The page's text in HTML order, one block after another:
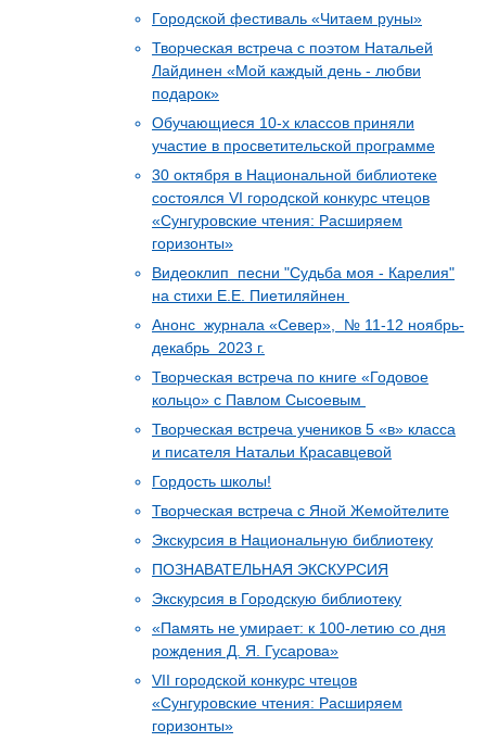
Городской фестиваль «Читаем руны»
Творческая встреча с поэтом Натальей
Лайдинен «Мой каждый день - любви
подарок»
Обучающиеся 10-х классов приняли
участие в просветительской программе
30 октября в Национальной библиотеке
состоялся VI городской конкурс чтецов
«Сунгуровские чтения: Расширяем
горизонты»
Видеоклип песни "Судьба моя - Карелия"
на стихи Е.Е. Пиетиляйнен
Анонс журнала «Север», № 11-12 ноябрь-
декабрь 2023 г.
Творческая встреча по книге «Годовое
кольцо» с Павлом Сысоевым
Творческая встреча учеников 5 «в» класса
и писателя Натальи Красавцевой
Гордость школы!
Творческая встреча с Яной Жемойтелите
Экскурсия в Национальную библиотеку
ПОЗНАВАТЕЛЬНАЯ ЭКСКУРСИЯ
Экскурсия в Городскую библиотеку
«Память не умирает: к 100-летию со дня
рождения Д. Я. Гусарова»
VII городской конкурс чтецов
«Сунгуровские чтения: Расширяем
горизонты»